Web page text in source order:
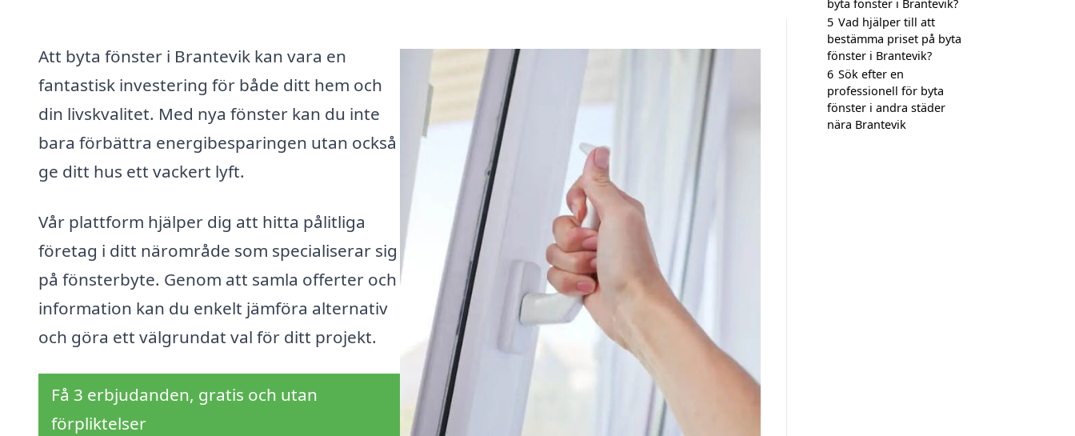
Att byta fönster i Brantevik kan vara en
fantastisk investering för både ditt hem och
din livskvalitet. Med nya fönster kan du inte
bara förbättra energibesparingen utan också
ge ditt hus ett vackert lyft.
Vår plattform hjälper dig att hitta pålitliga
företag i ditt närområde som specialiserar sig
på fönsterbyte. Genom att samla offerter och
information kan du enkelt jämföra alternativ
och göra ett välgrundat val för ditt projekt.
Få 3 erbjudanden, gratis och utan
förpliktelser
byta fönster i Brantevik?
5 Vad hjälper till att
bestämma priset på byta
fönster i Brantevik?
6 Sök efter en
professionell för byta
fönster i andra städer
nära Brantevik